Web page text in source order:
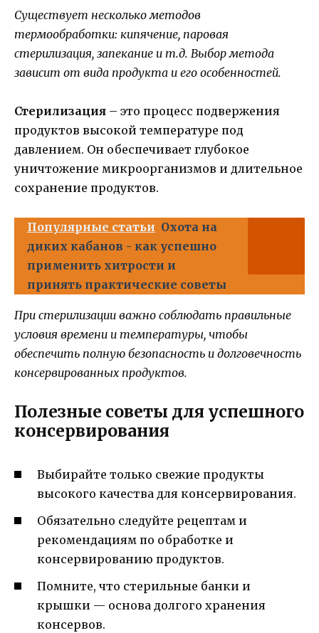
Существует несколько методов
термообработки: кипячение, паровая
стерилизация, запекание и т.д. Выбор метода
зависит от вида продукта и его особенностей.
Стерилизация – это процесс подвержения
продуктов высокой температуре под
давлением. Он обеспечивает глубокое
уничтожение микроорганизмов и длительное
сохранение продуктов.
Популярные статьи Охота на
диких кабанов - как успешно
применить хитрости и
принять практические советы
При стерилизации важно соблюдать правильные
условия времени и температуры, чтобы
обеспечить полную безопасность и долговечность
консервированных продуктов.
Полезные советы для успешного
консервирования
Выбирайте только свежие продукты
высокого качества для консервирования.
Обязательно следуйте рецептам и
рекомендациям по обработке и
консервированию продуктов.
Помните, что стерильные банки и
крышки — основа долгого хранения
консервов.